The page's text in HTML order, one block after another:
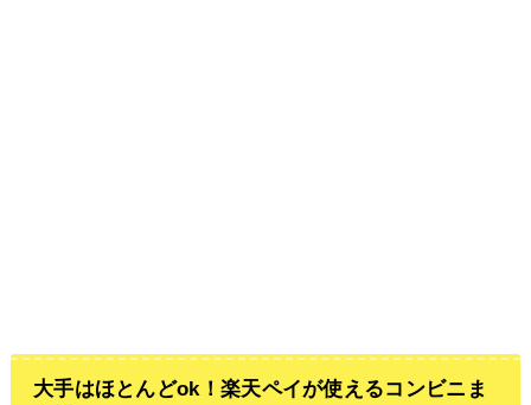
大手はほとんどok！楽天ペイが使えるコンビニま